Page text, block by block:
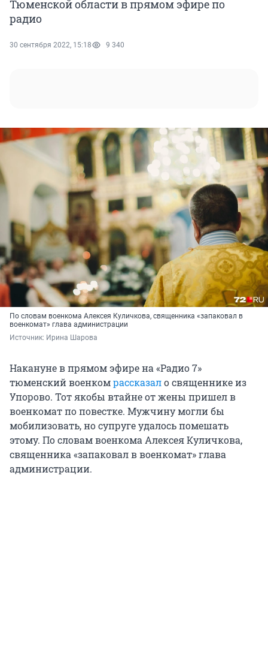
Тюменской области в прямом эфире по
радио
30 сентября 2022, 15:18 9 340
По словам военкома Алексея Куличкова, священника «запаковал в
военкомат» глава администрации
Источник: Ирина Шарова
Накануне в прямом эфире на «Радио 7»
тюменский военкомрассказало священнике из
Упорово. Тот якобы втайне от жены пришел в
военкомат по повестке. Мужчину могли бы
мобилизовать, но супруге удалось помешать
этому. По словам военкома Алексея Куличкова,
священника «запаковал в военкомат» глава
администрации.